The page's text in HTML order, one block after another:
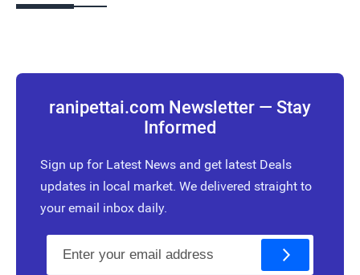
ranipettai.com Newsletter — Stay
Informed
Sign up for Latest News and get latest Deals
updates in local market. We delivered straight to
your email inbox daily.